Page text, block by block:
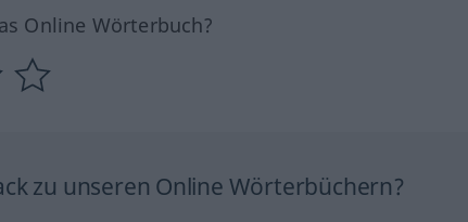
Online Wörterbuch?
zu unseren Online Wörterbüchern?